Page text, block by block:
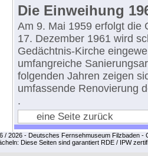
Die Einweihung
Am 9. Mai 1959 erfolgt die
17. Dezember 1961 wird
Gedächtnis-Kirche
umfangreiche
folgenden Jahren zeigen
umfassende Renovierung
.
eine Seite zurück
/ 2026 - Deutsches Fernsehmuseum Filzbaden -
Diese Seiten sind garantiert RDE / IPW